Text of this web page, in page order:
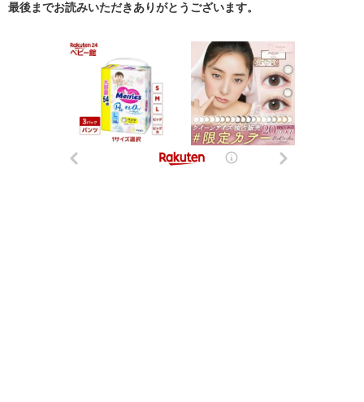
最後までお読みいただきありがとうございます。